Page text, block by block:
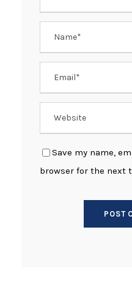
Save my name,
browser for the next